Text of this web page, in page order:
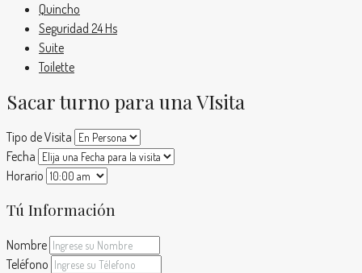
Quincho
Seguridad 24 Hs
Suite
Toilette
Sacar turno para una VIsita
Tipo de Visita
Fecha
Horario
Tú Información
Nombre
Teléfono